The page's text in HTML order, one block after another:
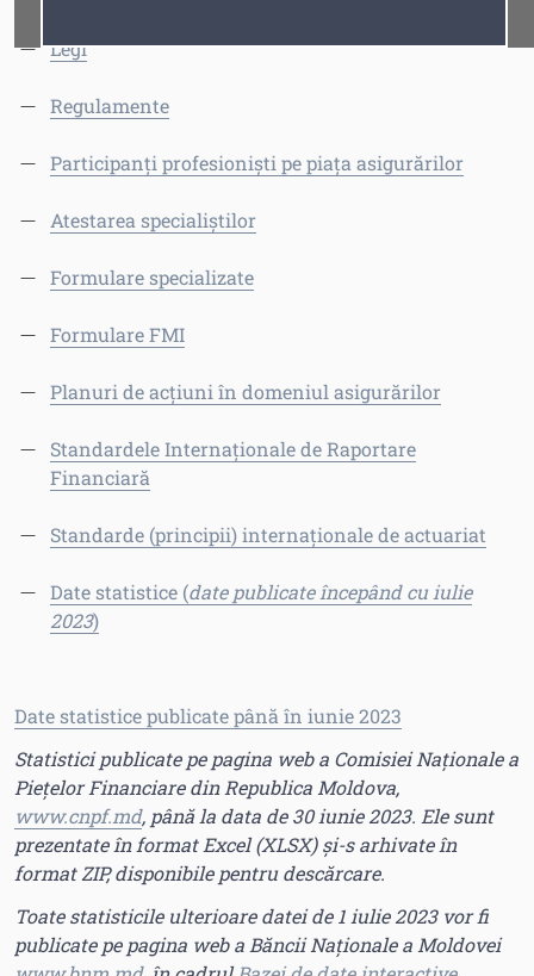
Legi
Regulamente
Participanți profesioniști pe piața asigurărilor
Atestarea specialiștilor
Formulare specializate
Formulare FMI
Planuri de acțiuni în domeniul asigurărilor
Standardele Internaționale de Raportare
Financiară
Standarde (principii) internaționale de actuariat
Date statistice (date publicate începând cu iulie
2023)
Date statistice publicate până în iunie 2023
Statistici publicate pe pagina web a Comisiei Naționale a
Piețelor Financiare din Republica Moldova,
www.cnpf.md, până la data de 30 iunie 2023. Ele sunt
prezentate în format Excel (XLSX) și-s arhivate în
format ZIP, disponibile pentru descărcare.
Toate statisticile ulterioare datei de 1 iulie 2023 vor fi
publicate pe pagina web a Băncii Naționale a Moldovei